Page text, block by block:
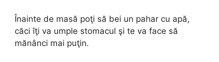
Înainte de masă poţi să bei un pahar cu apă,
căci îţi va umple stomacul şi te va face să
mănânci mai puţin.